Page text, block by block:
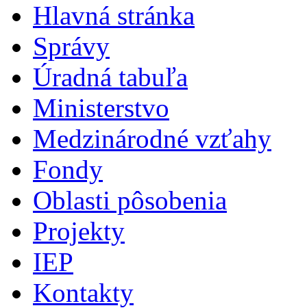
Hlavná stránka
Správy
Úradná tabuľa
Ministerstvo
Medzinárodné vzťahy
Fondy
Oblasti pôsobenia
Projekty
IEP
Kontakty